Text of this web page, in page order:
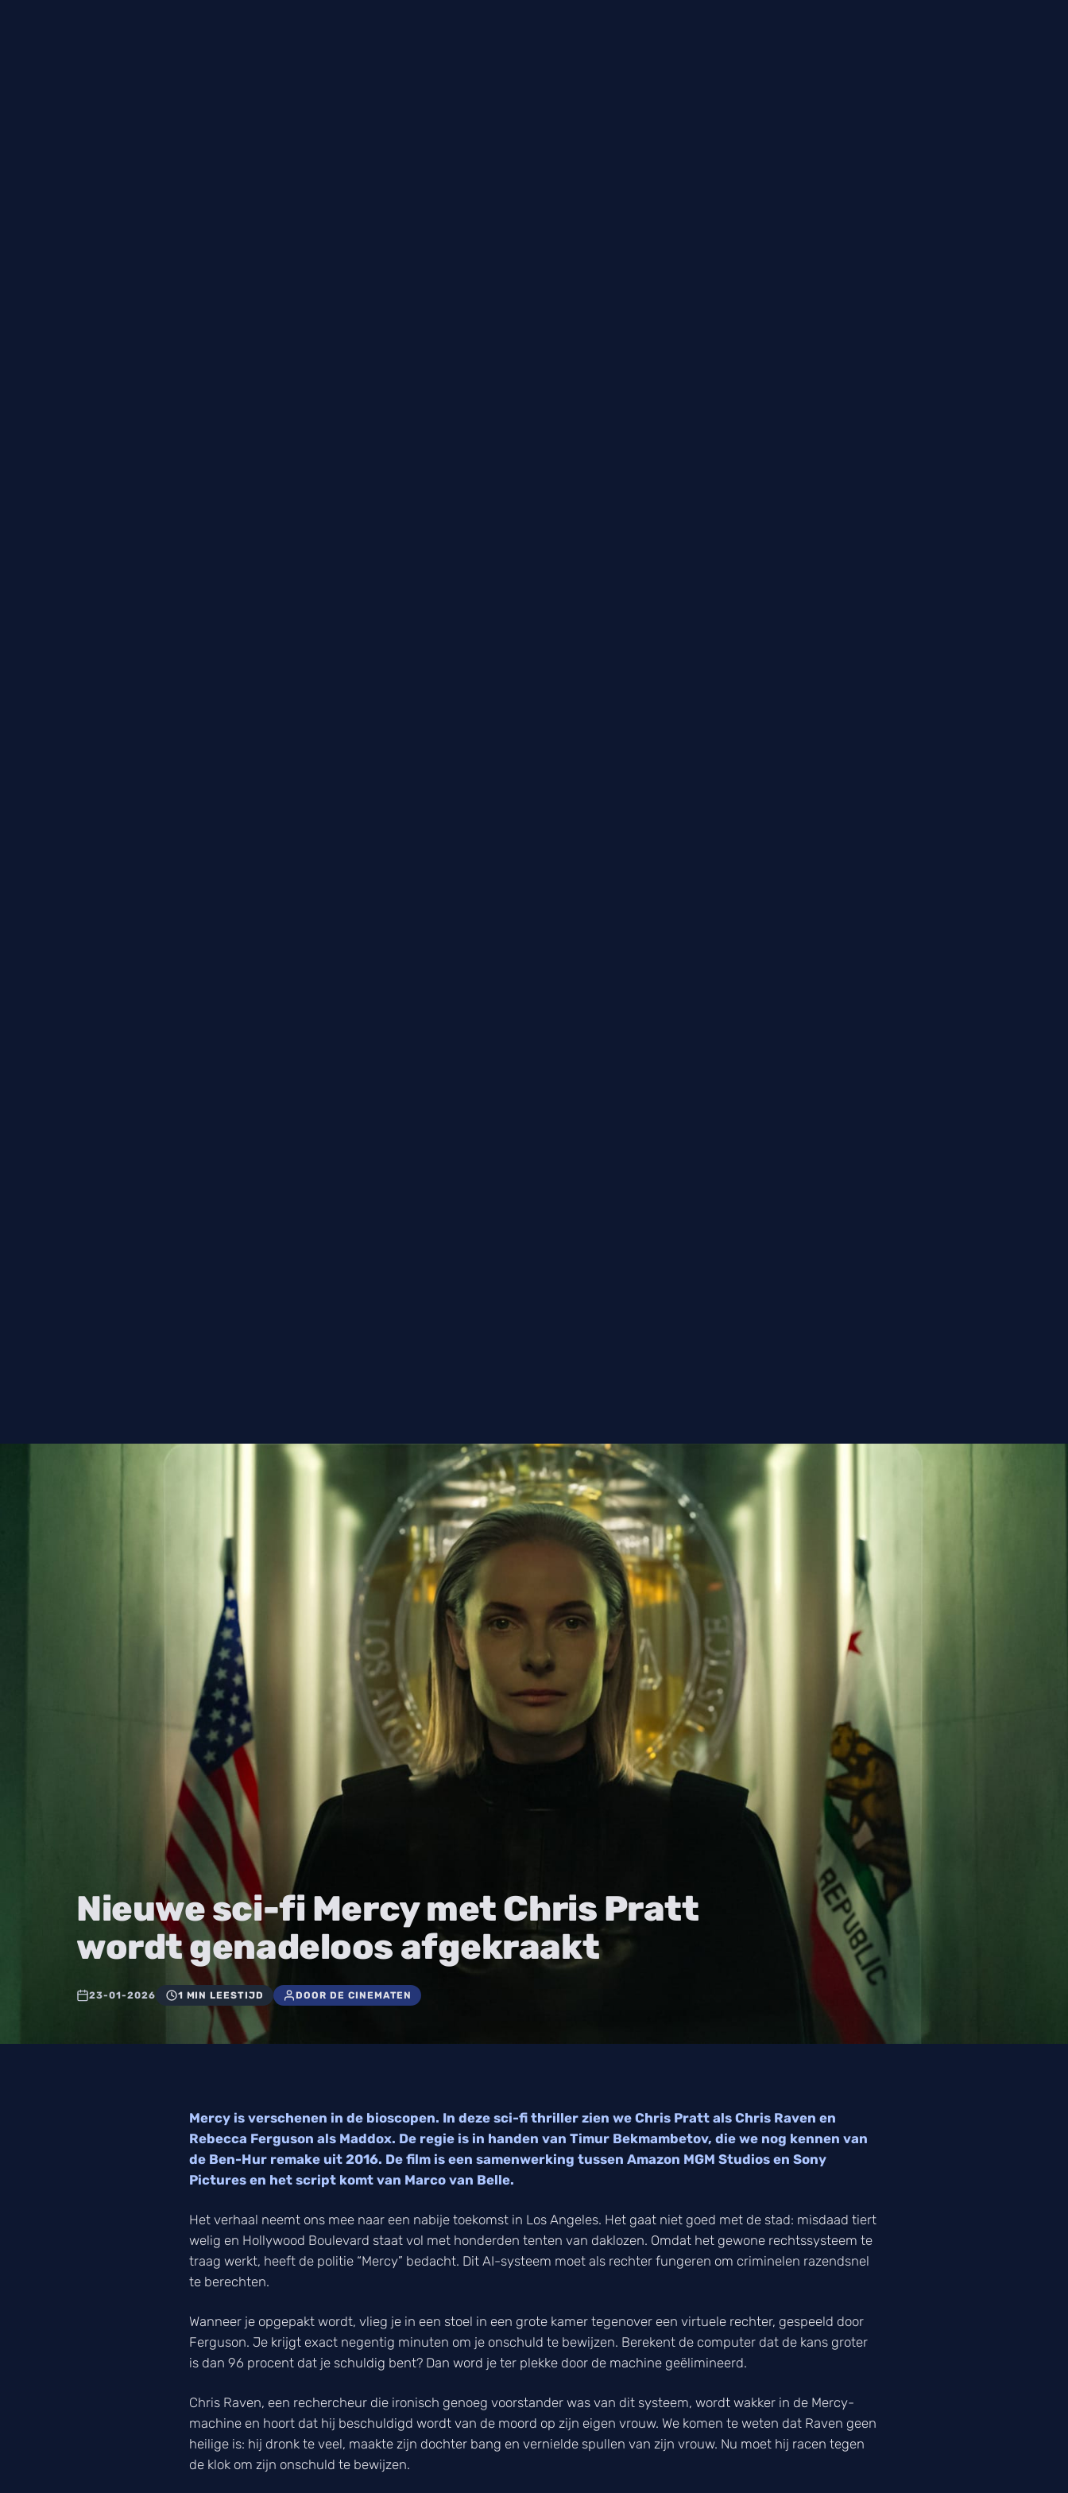
Nieuwe sci-fi Mercy met Chris Pratt
wordt genadeloos afgekraakt
23-01-2026 1 MIN LEESTIJD DOOR DE CINEMATEN
Mercy is verschenen in de bioscopen. In deze sci-fi thriller zien we Chris Pratt als Chris Raven en
Rebecca Ferguson als Maddox. De regie is in handen van Timur Bekmambetov, die we nog kennen van
de Ben-Hur remake uit 2016. De film is een samenwerking tussen Amazon MGM Studios en Sony
Pictures en het script komt van Marco van Belle.
Het verhaal neemt ons mee naar een nabije toekomst in Los Angeles. Het gaat niet goed met de stad: misdaad tiert
welig en Hollywood Boulevard staat vol met honderden tenten van daklozen. Omdat het gewone rechtssysteem te
traag werkt, heeft de politie “Mercy” bedacht. Dit AI-systeem moet als rechter fungeren om criminelen razendsnel
te berechten.
Wanneer je opgepakt wordt, vlieg je in een stoel in een grote kamer tegenover een virtuele rechter, gespeeld door
Ferguson. Je krijgt exact negentig minuten om je onschuld te bewijzen. Berekent de computer dat de kans groter
is dan 96 procent dat je schuldig bent? Dan word je ter plekke door de machine geëlimineerd.
Chris Raven, een rechercheur die ironisch genoeg voorstander was van dit systeem, wordt wakker in de Mercy-
machine en hoort dat hij beschuldigd wordt van de moord op zijn eigen vrouw. We komen te weten dat Raven geen
heilige is: hij dronk te veel, maakte zijn dochter bang en vernielde spullen van zijn vrouw. Nu moet hij racen tegen
de klok om zijn onschuld te bewijzen.